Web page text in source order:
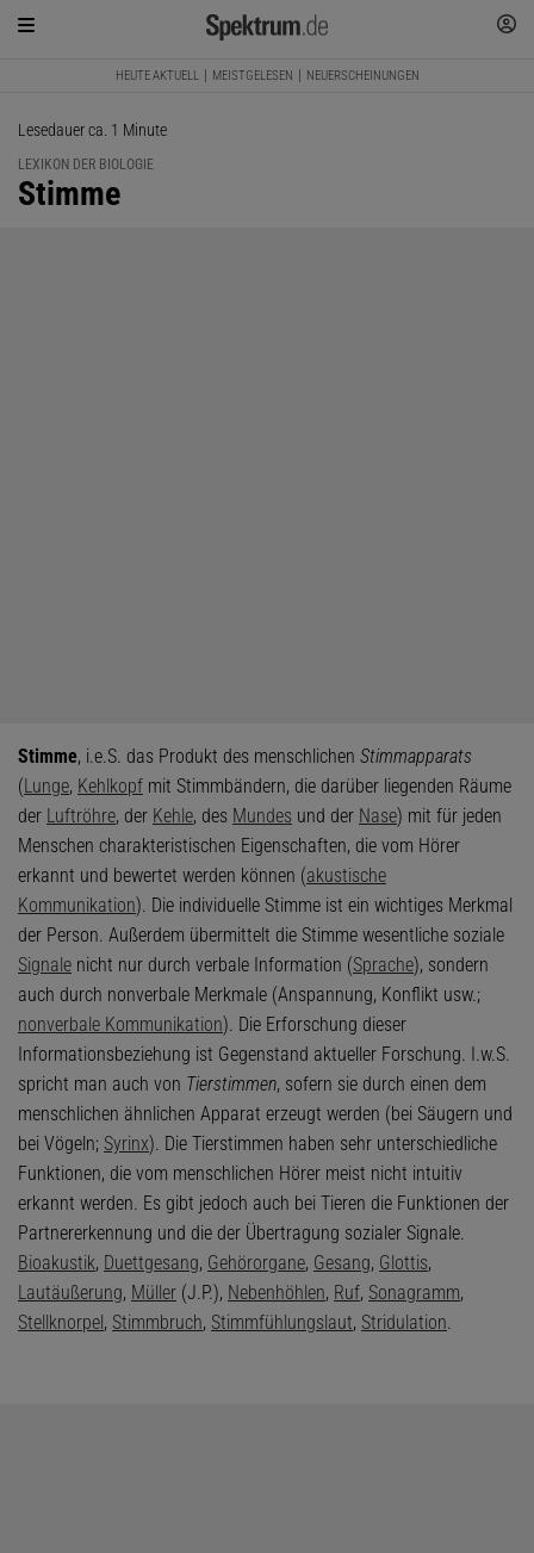
HEUTE AKTUELL MEISTGELESEN NEUERSCHEINUNGEN
Lesedauer ca. 1 Minute
LEXIKON DER BIOLOGIE
:
Stimme
Stimme, i.e.S. das Produkt des menschlichen Stimmapparats
(Lunge, Kehlkopf mit Stimmbändern, die darüber liegenden Räume
der Luftröhre, der Kehle, des Mundes und der Nase) mit für jeden
Menschen charakteristischen Eigenschaften, die vom Hörer
erkannt und bewertet werden können (akustische
Kommunikation). Die individuelle Stimme ist ein wichtiges Merkmal
der Person. Außerdem übermittelt die Stimme wesentliche soziale
Signale nicht nur durch verbale Information (Sprache), sondern
auch durch nonverbale Merkmale (Anspannung, Konflikt usw.;
nonverbale Kommunikation). Die Erforschung dieser
Informationsbeziehung ist Gegenstand aktueller Forschung. I.w.S.
spricht man auch von Tierstimmen, sofern sie durch einen dem
menschlichen ähnlichen Apparat erzeugt werden (bei Säugern und
bei Vögeln; Syrinx). Die Tierstimmen haben sehr unterschiedliche
Funktionen, die vom menschlichen Hörer meist nicht intuitiv
erkannt werden. Es gibt jedoch auch bei Tieren die Funktionen der
Partnererkennung und die der Übertragung sozialer Signale.
Bioakustik, Duettgesang, Gehörorgane, Gesang, Glottis,
Lautäußerung, Müller (J.P.), Nebenhöhlen, Ruf, Sonagramm,
Stellknorpel, Stimmbruch, Stimmfühlungslaut, Stridulation.